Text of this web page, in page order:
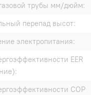
трубы мм/дюйм:
перепад высот:
электропитания:
EER
COP